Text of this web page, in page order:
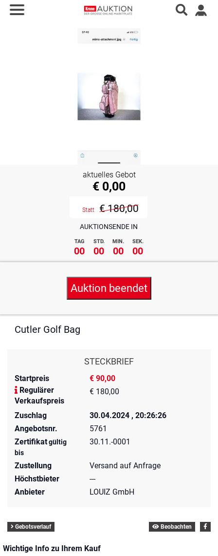
AUKTIONSENDE IN
TAG STD. MIN. SEK.
00 00 00 00
aktuelles Gebot
€ 0,00
Statt € 180,00
Auktion beendet
Cutler Golf Bag
STECKBRIEF
Startpreis
€ 90,00
Regulärer
Verkaufspreis
€ 180,00
Zuschlag
30.04.2024 , 20:26:26
Angebotsnr.
5761
Zertifikatgültig
bis
30.11.-0001
Zustellung
Versand auf Anfrage
Höchstbieter
---
Anbieter
LOUIZ GmbH
Gebotsverlauf Beobachten
Wichtige Info zu Ihrem Kauf